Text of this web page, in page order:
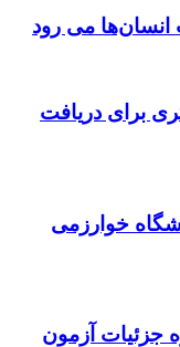
انسان‌ها می رود
برای دریافت
خوارزمی
جزئیات آزمون